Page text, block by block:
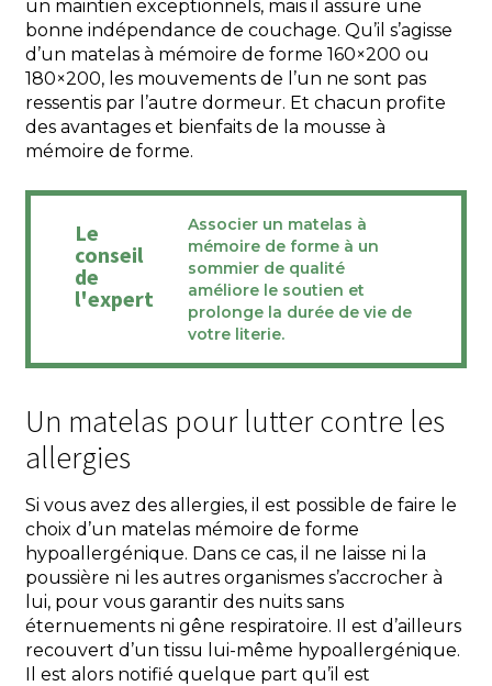
un maintien exceptionnels, mais il assure une
bonne indépendance de couchage. Qu’il s’agisse
d’un matelas à mémoire de forme 160×200 ou
180×200, les mouvements de l’un ne sont pas
ressentis par l’autre dormeur. Et chacun profite
des avantages et bienfaits de la mousse à
mémoire de forme.
Le
conseil
de
l'expert
Associer un matelas à
mémoire de forme à un
sommier de qualité
améliore le soutien et
prolonge la durée de vie de
votre literie.
Un matelas pour lutter contre les
allergies
Si vous avez des allergies, il est possible de faire le
choix d’un matelas mémoire de forme
hypoallergénique. Dans ce cas, il ne laisse ni la
poussière ni les autres organismes s’accrocher à
lui, pour vous garantir des nuits sans
éternuements ni gêne respiratoire. Il est d’ailleurs
recouvert d’un tissu lui-même hypoallergénique.
Il est alors notifié quelque part qu’il est